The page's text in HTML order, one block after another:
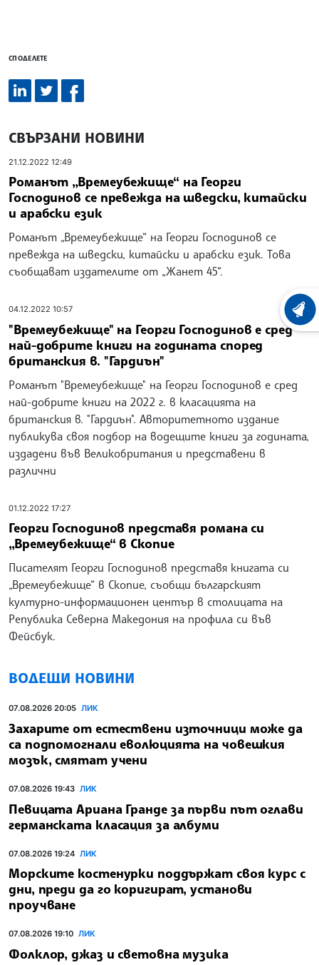
СПОДЕЛЕТЕ
СВЪРЗАНИ НОВИНИ
21.12.2022 12:49
Романът „Времеубежище“ на Георги
Господинов се превежда на шведски, китайски
и арабски език
Романът „Времеубежище“ на Георги Господинов се
превежда на шведски, китайски и арабски език. Това
съобщават издателите от „Жанет 45“.
04.12.2022 10:57
"Времеубежище" на Георги Господинов е сред
най-добрите книги на годината според
британския в. "Гардиън"
Романът "Времеубежище" на Георги Господинов е сред
най-добрите книги на 2022 г. в класацията на
британския в. "Гардиън". Авторитетното издание
публикува своя подбор на водещите книги за годината,
издадени във Великобритания и представени в
различни
01.12.2022 17:27
Георги Господинов представя романа си
„Времеубежище“ в Скопие
Писателят Георги Господинов представя книгата си
„Времеубежище“ в Скопие, съобщи българският
културно-информационен център в столицата на
Република Северна Македония на профила си във
Фейсбук.
ВОДЕЩИ НОВИНИ
07.08.2026 20:05 ЛИК
Захарите от естествени източници може да
са подпомогнали еволюцията на човешкия
мозък, смятат учени
07.08.2026 19:43 ЛИК
Певицата Ариана Гранде за първи път оглави
германската класация за албуми
07.08.2026 19:24 ЛИК
Морските костенурки поддържат своя курс с
дни, преди да го коригират, установи
проучване
07.08.2026 19:10 ЛИК
Фолклор, джаз и световна музика